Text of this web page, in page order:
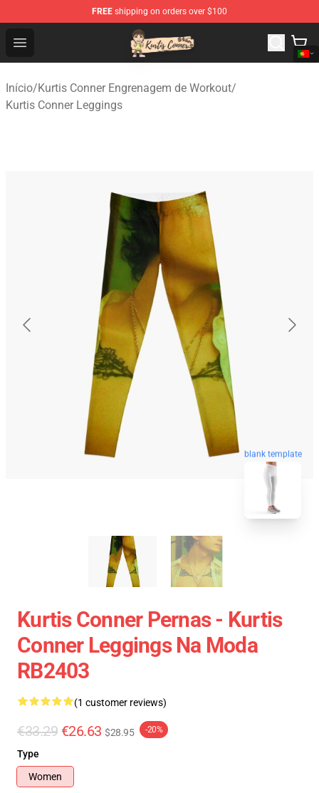
FREE shipping on orders over $100
Open menu
Kurtis Conner Store - Official Kurtis Conner Merchandise
Início/Kurtis Conner Engrenagem de Workout/
Kurtis Conner Leggings
blank template
Kurtis Conner Pernas - Kurtis
Conner Leggings Na Moda
RB2403
(1 customer reviews)
€33.29 €26.63 $28.95 -20%
Type
Women